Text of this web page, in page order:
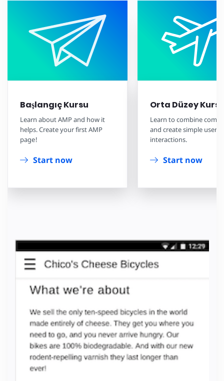
Başlangıç Kursu
Learn about AMP and how it
helps. Create your first AMP
page!
Start now
Orta Düzey Kurs
Learn to combine
and create simple user
interactions.
Start now